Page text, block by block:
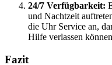
24/7 Verfügbarkeit:
und Nachtzeit
die Uhr Service an,
Hilfe verlassen
Fazit